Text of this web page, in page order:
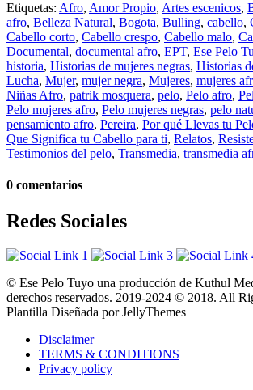
Etiquetas: Afro, Amor Propio, Artes escenicos,
afro, Belleza Natural, Bogota, Bulling, cabello,
Cabello corto, Cabello crespo, Cabello malo,
Documental, documental afro, EPT, Ese Pelo
historia, Historias de mujeres negras, Historias
Lucha, Mujer, mujer negra, Mujeres, mujeres
Niñas Afro, patrik mosquera, pelo, Pelo afro,
Pelo mujeres afro, Pelo mujeres negras, pelo
pensamiento afro, Pereira, Por qué Llevas tu
Que Significa tu Cabello para ti, Relatos,
Testimonios del pelo, Transmedia, transmedia
0 comentarios
Redes Sociales
© Ese Pelo Tuyo una producción de Kuthul
derechos reservados. 2019-2024 © 2018. All
Plantilla Diseñada por JellyThemes
Disclaimer
TERMS & CONDITIONS
Privacy policy